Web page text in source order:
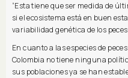
“Esta tiene que ser medida de
si el ecosistema está en buen
variabilidad genética de los
En cuanto a las especies de
Colombia no tiene ninguna
sus poblaciones ya se han